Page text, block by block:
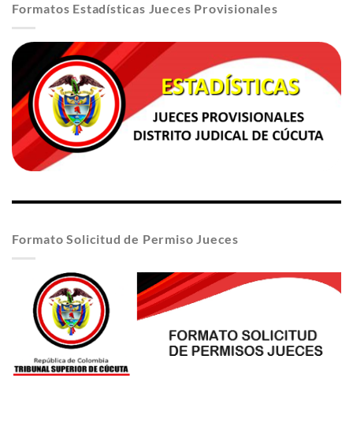
Formatos Estadísticas Jueces Provisionales
Formato Solicitud de Permiso Jueces